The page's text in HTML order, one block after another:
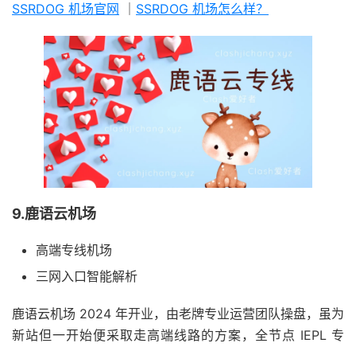
SSRDOG 机场官网 SSRDOG 机场怎么样？
9.鹿语云机场
高端专线机场
三网入口智能解析
鹿语云机场 2024 年开业，由老牌专业运营团队操盘，虽为
新站但一开始便采取走高端线路的方案，全节点 IEPL 专